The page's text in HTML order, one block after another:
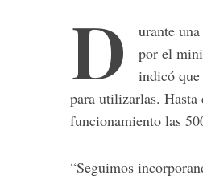
D
urante
por el
indicó que
para utilizarlas. Hasta
funcionamiento las
“Seguimos